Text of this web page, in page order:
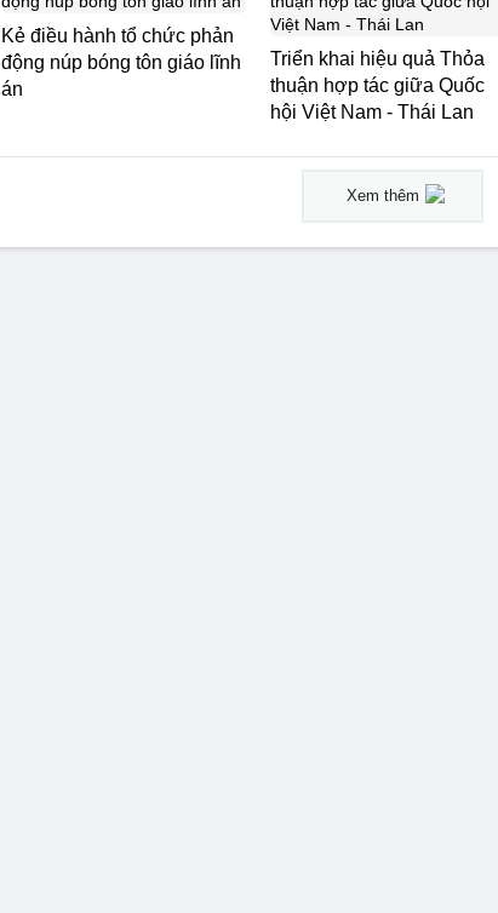
Kẻ điều hành tổ chức phản
động núp bóng tôn giáo lĩnh
án
Triển khai hiệu quả Thỏa
thuận hợp tác giữa Quốc
hội Việt Nam - Thái Lan
Xem thêm